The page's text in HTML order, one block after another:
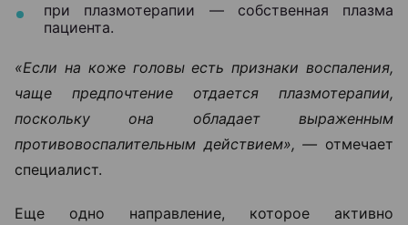
при плазмотерапии — собственная плазма
пациента.
«Если на коже головы есть признаки воспаления,
чаще предпочтение отдается плазмотерапии,
поскольку она обладает выраженным
противовоспалительным действием», — отмечает
специалист.
Еще одно направление, которое активно